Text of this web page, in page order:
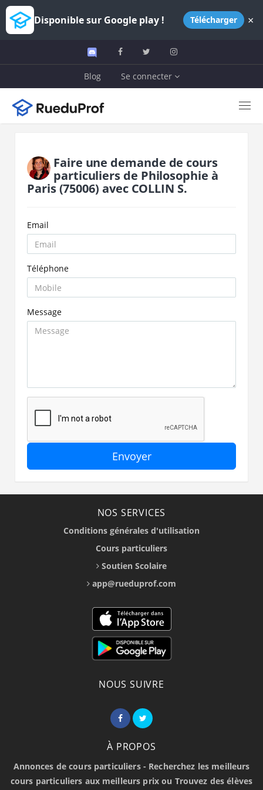
Disponible sur Google play ! Télécharger ×
Blog Se connecter
Faire une demande de cours
particuliers de Philosophie à
Paris(75006) avec COLLIN S.
Email
Téléphone
Message
Envoyer
NOS SERVICES
Conditions générales d'utilisation
Cours particuliers
Soutien Scolaire
app@rueduprof.com
NOUS SUIVRE
À PROPOS
Annonces de cours particuliers - Recherchez les meilleurs
cours particuliers aux meilleurs prix ou Trouvez des élèves